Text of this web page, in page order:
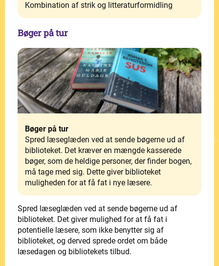
Kombination af strik og litteraturformidling
Bøger på tur
Bøger på tur
Spred læseglæden ved at sende bøgerne ud af
biblioteket. Det kræver en mængde kasserede
bøger, som de heldige personer, der finder bogen,
må tage med sig. Dette giver biblioteket
muligheden for at få fat i nye læsere.
Spred læseglæden ved at sende bøgerne ud af
biblioteket. Det giver mulighed for at få fat i
potentielle læsere, som ikke benytter sig af
biblioteket, og derved sprede ordet om både
læsedagen og bibliotekets tilbud.